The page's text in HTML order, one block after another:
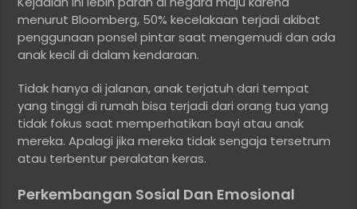
menurut Bloomberg, 50% kecelakaan terjadi akibat
penggunaan ponsel pintar saat mengemudi dan ada
anak kecil di dalam kendaraan.
Tidak hanya di jalanan, anak terjatuh dari tempat
yang tinggi di rumah bisa terjadi dari orang tua yang
tidak fokus saat memperhatikan bayi atau anak
mereka. Apalagi jika mereka tidak sengaja tersetrum
atau terbentur peralatan keras.
Perkembangan Sosial Dan Emosional